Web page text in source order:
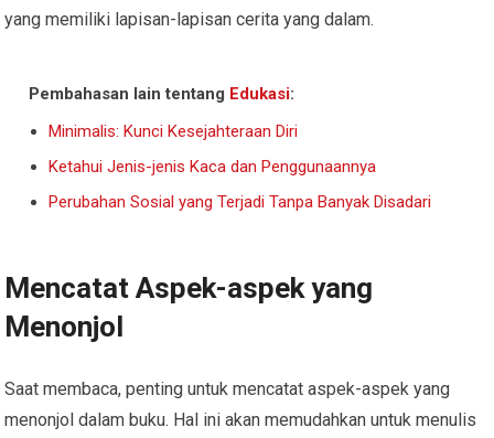
yang memiliki lapisan-lapisan cerita yang dalam.
Pembahasan lain tentang Edukasi:
Minimalis: Kunci Kesejahteraan Diri
Ketahui Jenis-jenis Kaca dan Penggunaannya
Perubahan Sosial yang Terjadi Tanpa Banyak Disadari
Mencatat Aspek-aspek yang
Menonjol
Saat membaca, penting untuk mencatat aspek-aspek yang
menonjol dalam buku. Hal ini akan memudahkan untuk menulis